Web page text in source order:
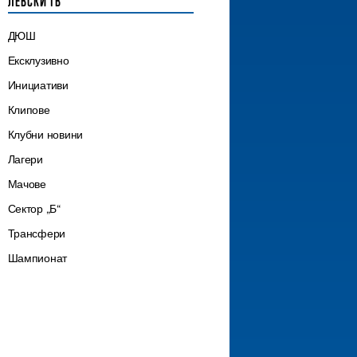
ДЮШ
Ексклузивно
Инициативи
Клипове
Клубни новини
Лагери
Мачове
Сектор „Б“
Трансфери
Шампионат